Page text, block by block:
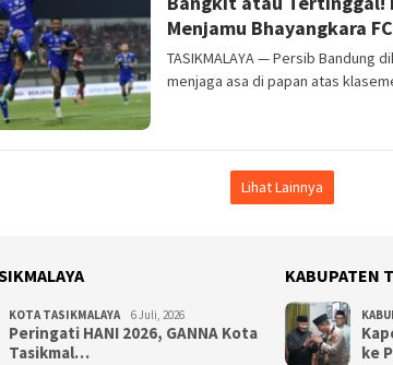
Menjamu Bhayangkara
TASIKMALAYA — Persib Bandung
menjaga asa di papan atas
Lihat Lainnya
KOTA TASIKMALAYA 6 Juli, 2026
Peringati HANI 2026, GANNA Kota
Tasikmal…
KABUPATEN
ke